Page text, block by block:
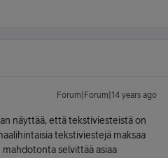
Forum|Forum|14 years ago
näyttää, että tekstiviesteistä on
tekstiviestejä maksaa
mahdotonta selvittää asiaa